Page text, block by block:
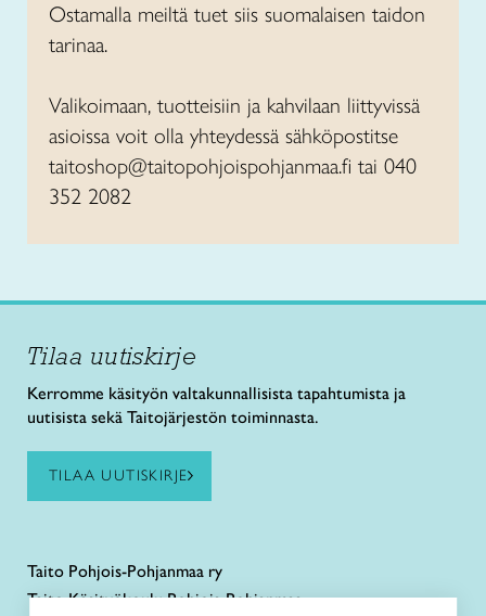
Ostamalla meiltä tuet siis suomalaisen taidon
tarinaa.
Valikoimaan, tuotteisiin ja kahvilaan liittyvissä
asioissa voit olla yhteydessä sähköpostitse
taitoshop@taitopohjoispohjanmaa.fi tai 040
352 2082
Tilaa uutiskirje
Kerromme käsityön valtakunnallisista tapahtumista ja
uutisista sekä Taitojärjestön toiminnasta.
TILAA UUTISKIRJE
Taito Pohjois-Pohjanmaa ry
Taito Käsityökoulu Pohjois-Pohjanmaa